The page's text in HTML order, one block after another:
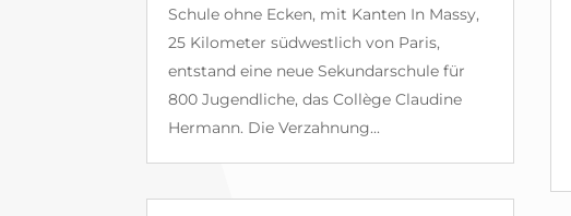
Schule ohne Ecken, mit Kanten In Massy,
25 Kilometer südwestlich von Paris,
entstand eine neue Sekundarschule für
800 Jugendliche, das Collège Claudine
Hermann. Die Verzahnung...